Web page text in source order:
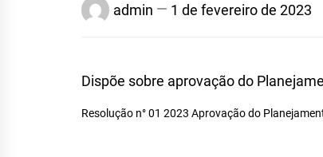
admin 1 de fevereiro de 2023
Dispõe sobre aprovação do
Resolução n° 01 2023 Aprovação do